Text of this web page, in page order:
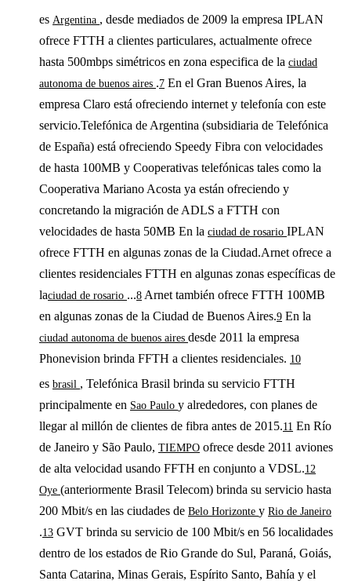
es Argentina , desde mediados de 2009 la empresa IPLAN
ofrece FTTH a clientes particulares, actualmente ofrece
hasta 500mbps simétricos en zona especifica de la ciudad
autonoma de buenos aires .7 En el Gran Buenos Aires, la
empresa Claro está ofreciendo internet y telefonía con este
servicio.Telefónica de Argentina (subsidiaria de Telefónica
de España) está ofreciendo Speedy Fibra con velocidades
de hasta 100MB y Cooperativas telefónicas tales como la
Cooperativa Mariano Acosta ya están ofreciendo y
concretando la migración de ADLS a FTTH con
velocidades de hasta 50MB En la ciudad de rosario IPLAN
ofrece FTTH en algunas zonas de la Ciudad.Arnet ofrece a
clientes residenciales FTTH en algunas zonas específicas de
laciudad de rosario ...8 Arnet también ofrece FTTH 100MB
en algunas zonas de la Ciudad de Buenos Aires.9 En la
ciudad autonoma de buenos aires desde 2011 la empresa
Phonevision brinda FFTH a clientes residenciales. 10
es brasil , Telefónica Brasil brinda su servicio FTTH
principalmente en Sao Paulo y alrededores, con planes de
llegar al millón de clientes de fibra antes de 2015.11 En Río
de Janeiro y São Paulo, TIEMPO ofrece desde 2011 aviones
de alta velocidad usando FFTH en conjunto a VDSL.12
Oye (anteriormente Brasil Telecom) brinda su servicio hasta
200 Mbit/s en las ciudades de Belo Horizonte y Rio de Janeiro
.13 GVT brinda su servicio de 100 Mbit/s en 56 localidades
dentro de los estados de Rio Grande do Sul, Paraná, Goiás,
Santa Catarina, Minas Gerais, Espírito Santo, Bahía y el